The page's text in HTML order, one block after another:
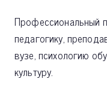
Профессиональный
педагогику,
вузе, психологию
культуру.